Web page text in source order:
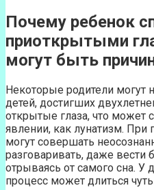
Почему ребенок
приоткрытыми
могут быть
Некоторые родители могут
детей, достигших
открытые глаза, что может
явлении, как лунатизм.
могут совершать
разговаривать, даже вести
отрываясь от самого сна. У
процесс может длиться